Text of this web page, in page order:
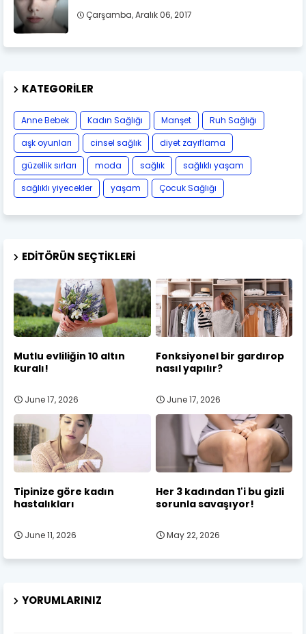
Çarşamba, Aralık 06, 2017
KATEGORILER
Anne Bebek Kadın Sağlığı Manşet
Ruh Sağlığı
aşk oyunları
cinsel sağlık
diyet zayıflama
güzellik sırları
moda sağlık
sağlıklı yaşam
sağlıklı yiyecekler
yaşam Çocuk Sağlığı
EDITÖRÜN SEÇTIKLERI
Mutlu evliliğin 10 altın
kuralı!
June 17, 2026
Fonksiyonel bir gardırop
nasıl yapılır?
June 17, 2026
Tipinize göre kadın
hastalıkları
June 11, 2026
Her 3 kadından 1'i bu gizli
sorunla savaşıyor!
May 22, 2026
YORUMLARINIZ